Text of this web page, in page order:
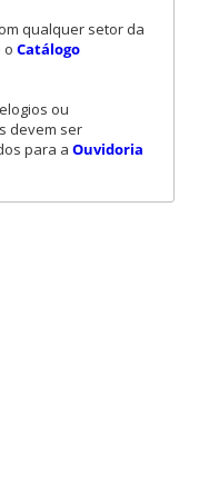
qualquer setor da
o Catálogo
ou
devem ser
para a Ouvidoria